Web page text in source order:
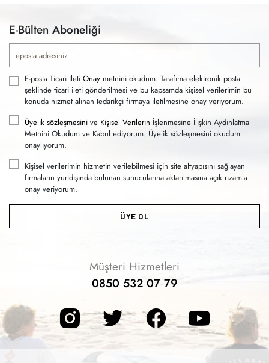
E-Bülten Aboneliği
E-posta Ticari İleti Onaymetnini okudum. Tarafıma elektronik posta
şeklinde ticari ileti gönderilmesi ve bu kapsamda kişisel verilerimin bu
konuda hizmet alınan tedarikçi firmaya iletilmesine onay veriyorum.
Üyelik sözleşmesinive Kişisel Verilerin İşlenmesine İlişkin Aydınlatma
Metnini Okudum ve Kabul ediyorum. Üyelik sözleşmesini okudum
onaylıyorum.
Kişisel verilerimin hizmetin verilebilmesi için site altyapısını sağlayan
firmaların yurtdışında bulunan sunucularına aktarılmasına açık rızamla
onay veriyorum.
ÜYE OL
Müşteri Hizmetleri
0850 532 07 79